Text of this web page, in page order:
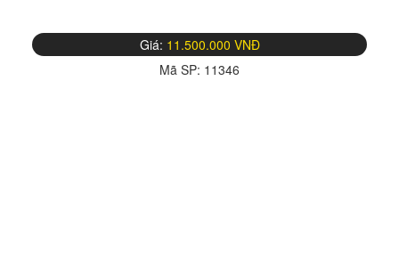
Giá: 11.500.000 VNĐ
Mã SP: 11346